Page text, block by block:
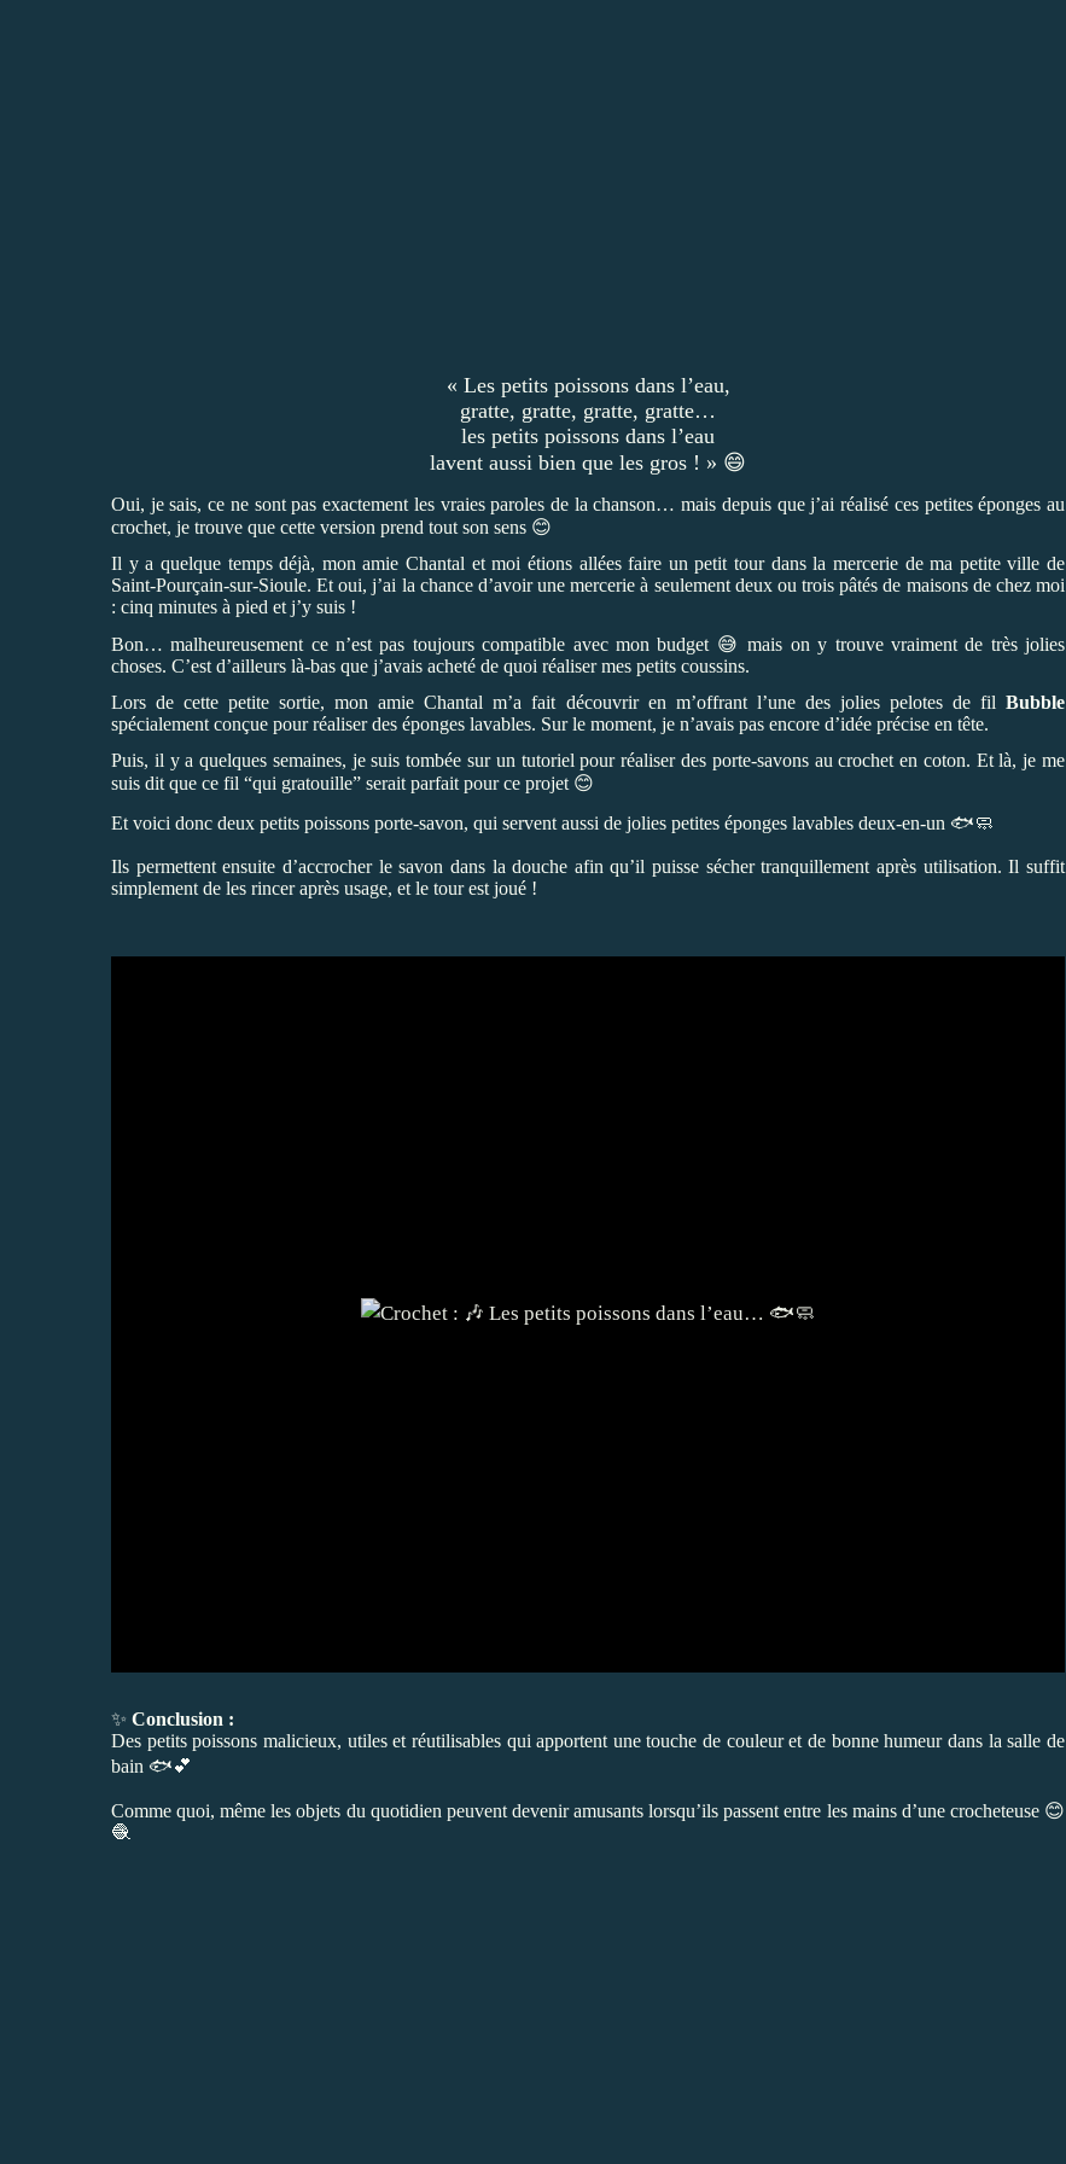
« Les petits poissons dans l’eau,
gratte, gratte, gratte, gratte…
les petits poissons dans l’eau
lavent aussi bien que les gros ! » 😄
Oui, je sais, ce ne sont pas exactement les vraies paroles de la chanson… mais depuis que j’ai réalisé ces petites éponges au
crochet, je trouve que cette version prend tout son sens 😊
Il y a quelque temps déjà, mon amie Chantal et moi étions allées faire un petit tour dans la mercerie de ma petite ville de
Saint-Pourçain-sur-Sioule. Et oui, j’ai la chance d’avoir une mercerie à seulement deux ou trois pâtés de maisons de chez moi
: cinq minutes à pied et j’y suis !
Bon… malheureusement ce n’est pas toujours compatible avec mon budget 😅 mais on y trouve vraiment de très jolies
choses. C’est d’ailleurs là-bas que j’avais acheté de quoi réaliser mes petits coussins.
Lors de cette petite sortie, mon amie Chantal m’a fait découvrir en m’offrant l’une des jolies pelotes de fil Bubble
spécialement conçue pour réaliser des éponges lavables. Sur le moment, je n’avais pas encore d’idée précise en tête.
Puis, il y a quelques semaines, je suis tombée sur un tutoriel pour réaliser des porte-savons au crochet en coton. Et là, je me
suis dit que ce fil “qui gratouille” serait parfait pour ce projet 😊
Et voici donc deux petits poissons porte-savon, qui servent aussi de jolies petites éponges lavables deux-en-un 🐟🧼
Ils permettent ensuite d’accrocher le savon dans la douche afin qu’il puisse sécher tranquillement après utilisation. Il suffit
simplement de les rincer après usage, et le tour est joué !
✨ Conclusion :
Des petits poissons malicieux, utiles et réutilisables qui apportent une touche de couleur et de bonne humeur dans la salle de
bain 🐟💕
Comme quoi, même les objets du quotidien peuvent devenir amusants lorsqu’ils passent entre les mains d’une crocheteuse 😊
🧶